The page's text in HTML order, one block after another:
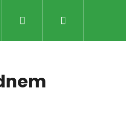
Přihlášení